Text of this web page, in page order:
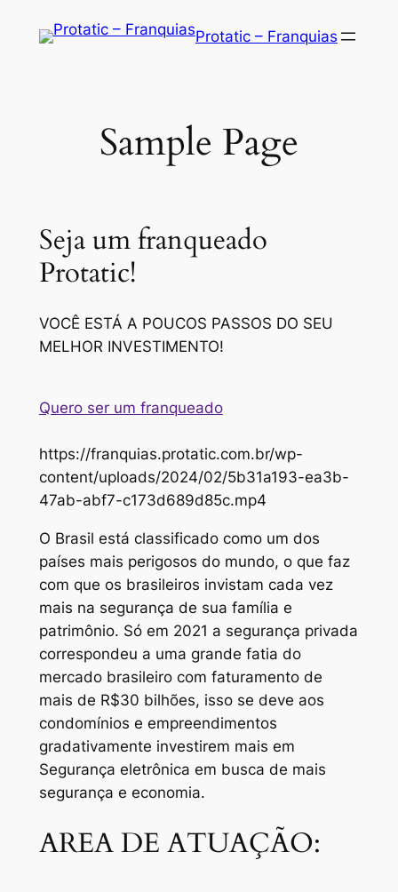
Protatic – Franquias
Sample Page
Seja um franqueado
Protatic!
VOCÊ ESTÁ A POUCOS PASSOS DO SEU
MELHOR INVESTIMENTO!
Quero ser um franqueado
https://franquias.protatic.com.br/wp-
content/uploads/2024/02/5b31a193-ea3b-
47ab-abf7-c173d689d85c.mp4
O Brasil está classificado como um dos
países mais perigosos do mundo, o que faz
com que os brasileiros invistam cada vez
mais na segurança de sua família e
patrimônio. Só em 2021 a segurança privada
correspondeu a uma grande fatia do
mercado brasileiro com faturamento de
mais de R$30 bilhões, isso se deve aos
condomínios e empreendimentos
gradativamente investirem mais em
Segurança eletrônica em busca de mais
segurança e economia.
AREA DE ATUAÇÃO: